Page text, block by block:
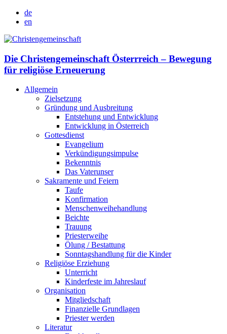
de
en
Die Christengemeinschaft Österrreich – Bewegung
für religiöse Erneuerung
Allgemein
Zielsetzung
Gründung und Ausbreitung
Entstehung und Entwicklung
Entwicklung in Österreich
Gottesdienst
Evangelium
Verkündigungsimpulse
Bekenntnis
Das Vaterunser
Sakramente und Feiern
Taufe
Konfirmation
Menschenweihehandlung
Beichte
Trauung
Priesterweihe
Ölung / Bestattung
Sonntagshandlung für die Kinder
Religiöse Erziehung
Unterricht
Kinderfeste im Jahreslauf
Organisation
Mitgliedschaft
Finanzielle Grundlagen
Priester werden
Literatur